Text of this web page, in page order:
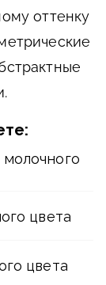
оттенку
цвета
цвета